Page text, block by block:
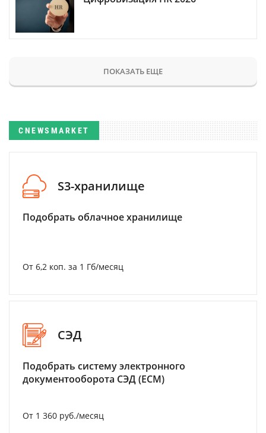
ПОКАЗАТЬ ЕЩЕ
CNEWSMARKET
S3-хранилище
Подобрать облачное хранилище
От 6,2 коп. за 1 Гб/месяц
СЭД
Подобрать систему электронного
документооборота СЭД (ECM)
От 1 360 руб./месяц